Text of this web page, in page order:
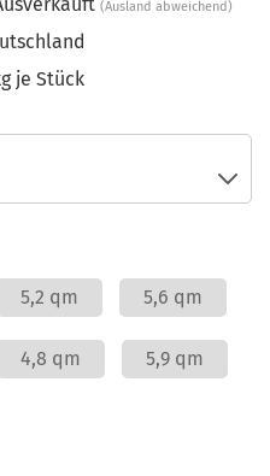
(Ausland abweichend)
je Stück
5,2 qm 5,6 qm
4,8 qm 5,9 qm